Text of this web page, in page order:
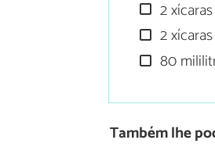
2
2
80
Também lhe